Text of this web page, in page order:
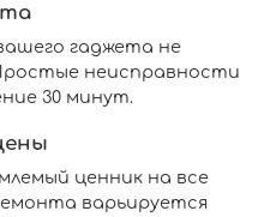
гаджета не
неисправности
30 минут.
ценник на все
варьируется